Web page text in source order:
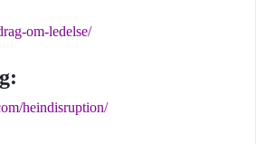
om-ledelse/
heindisruption/